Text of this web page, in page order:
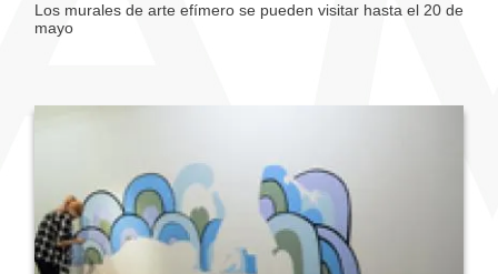
Los murales de arte efímero se pueden visitar hasta el 20 de
mayo